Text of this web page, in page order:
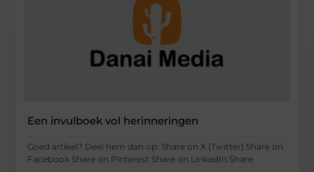
Een invulboek vol herinneringen
Goed artikel? Deel hem dan op: Share on X (Twitter) Share on
Facebook Share on Pinterest Share on LinkedIn Share